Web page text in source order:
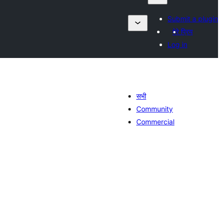
Submit a plugin
मेरे प्रिय
Log in
सभी
Community
Commercial